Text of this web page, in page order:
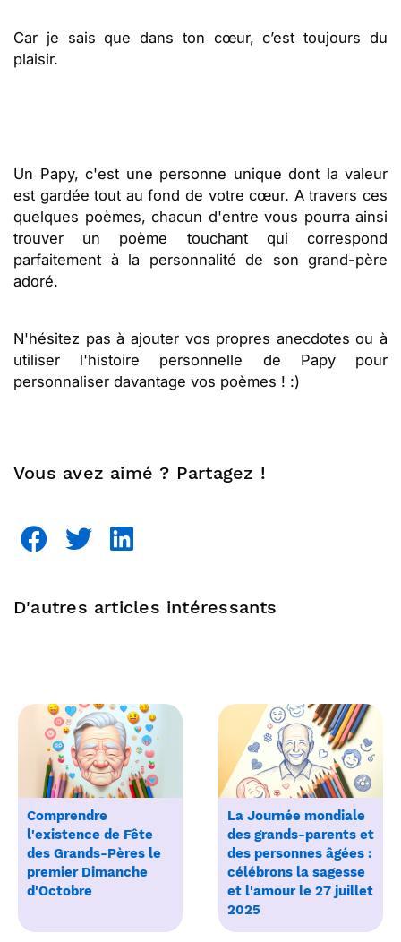
Car je sais que dans ton cœur, c’est toujours du
plaisir.
Un Papy, c'est une personne unique dont la valeur
est gardée tout au fond de votre cœur. A travers ces
quelques poèmes, chacun d'entre vous pourra ainsi
trouver un poème touchant qui correspond
parfaitement à la personnalité de son grand-père
adoré.
N'hésitez pas à ajouter vos propres anecdotes ou à
utiliser l'histoire personnelle de Papy pour
personnaliser davantage vos poèmes ! :)
Vous avez aimé ? Partagez !
D'autres articles intéressants
Comprendre
l'existence de Fête
des Grands-Pères le
premier Dimanche
d'Octobre
La Journée mondiale
des grands-parents et
des personnes âgées :
célébrons la sagesse
et l'amour le 27 juillet
2025